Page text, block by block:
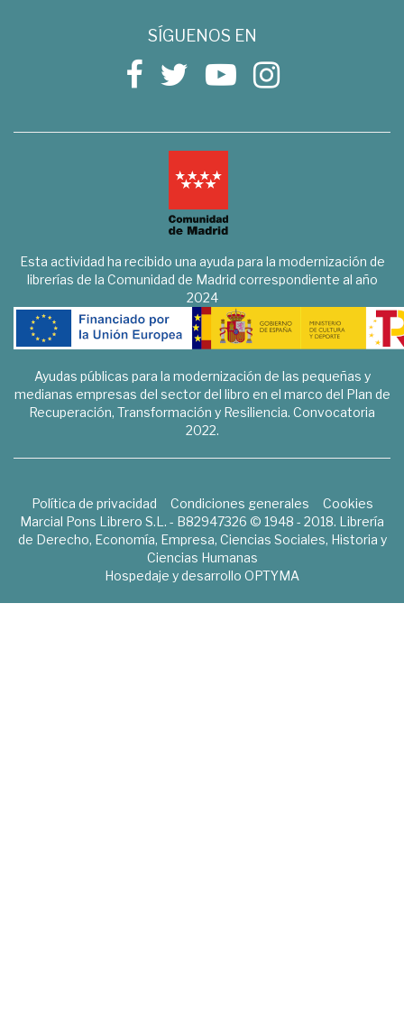
SÍGUENOS EN
Esta actividad ha recibido una ayuda para la modernización de
librerías de la Comunidad de Madrid correspondiente al año
2024
Ayudas públicas para la modernización de las pequeñas y
medianas empresas del sector del libro en el marco del Plan de
Recuperación, Transformación y Resiliencia. Convocatoria
2022.
Política de privacidad Condiciones generales
Cookies
Marcial Pons Librero S.L. - B82947326 © 1948 - 2018. Librería
de Derecho, Economía, Empresa, Ciencias Sociales, Historia y
Ciencias Humanas
Hospedaje y desarrollo OPTYMA